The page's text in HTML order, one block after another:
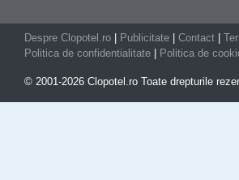
Despre Clopotel.ro Publicitate Contact
Politica de confidentialitate
Politica de
© 2001-2026 Clopotel.ro Toate drepturile